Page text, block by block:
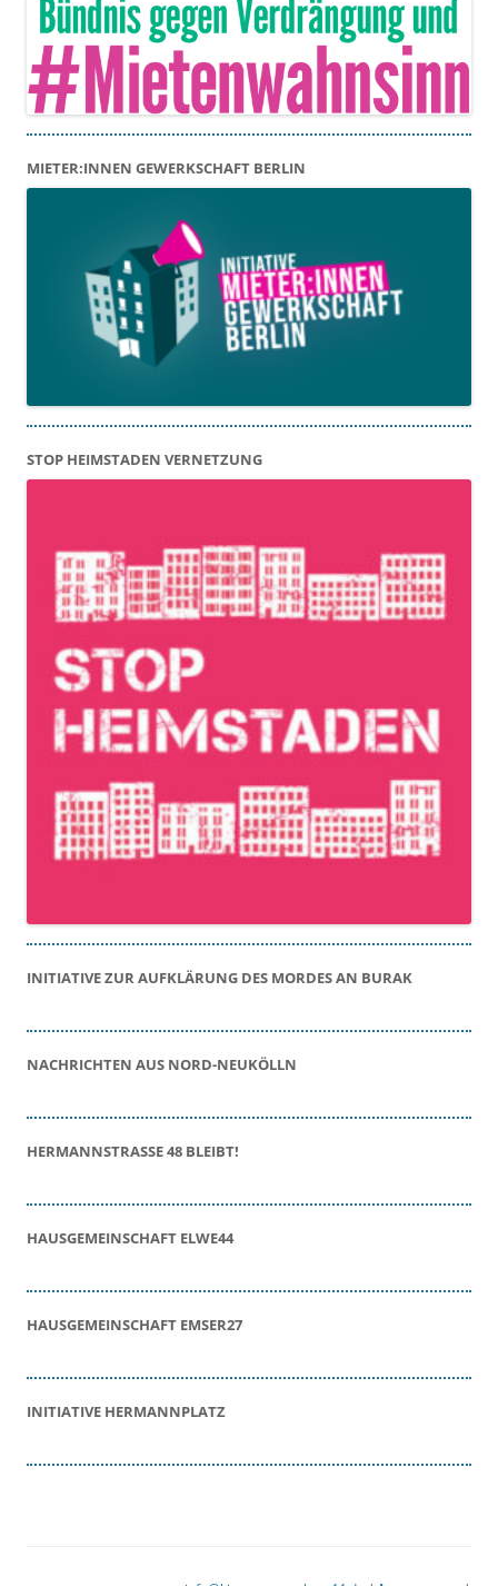
MIETER:INNEN GEWERKSCHAFT BERLIN
STOP HEIMSTADEN VERNETZUNG
INITIATIVE ZUR AUFKLÄRUNG DES MORDES AN BURAK
NACHRICHTEN AUS NORD-NEUKÖLLN
HERMANNSTRASSE 48 BLEIBT!
HAUSGEMEINSCHAFT ELWE44
HAUSGEMEINSCHAFT EMSER27
INITIATIVE HERMANNPLATZ